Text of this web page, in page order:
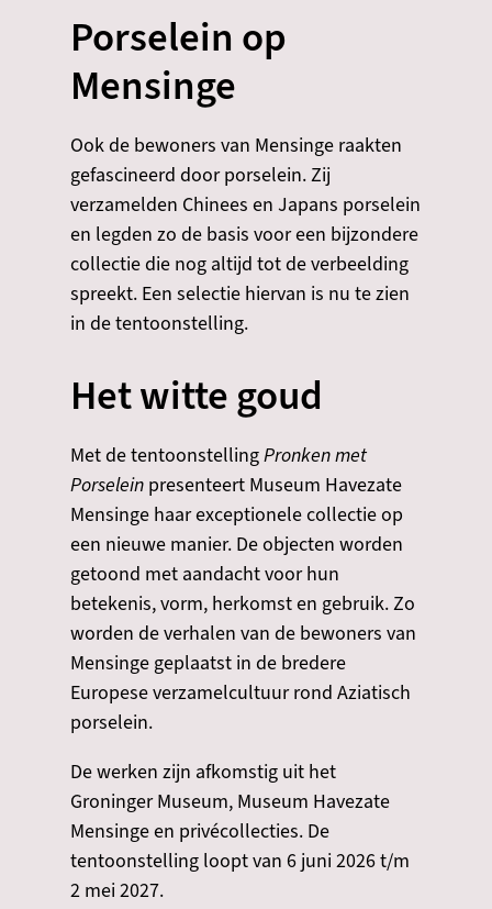
Porselein op
Mensinge
Ook de bewoners van Mensinge raakten
gefascineerd door porselein. Zij
verzamelden Chinees en Japans porselein
en legden zo de basis voor een bijzondere
collectie die nog altijd tot de verbeelding
spreekt. Een selectie hiervan is nu te zien
in de tentoonstelling.
​​​Het witte goud
​Met de tentoonstellingPronken met
Porselein presenteert Museum Havezate
Mensinge haar exceptionele collectie op
een nieuwe manier. De objecten worden
getoond met aandacht voor hun
betekenis, vorm, herkomst en gebruik. Zo
worden de verhalen van de bewoners van
Mensinge geplaatst in de bredere
Europese verzamelcultuur rond Aziatisch
porselein.
De werken zijn afkomstig uit het
Groninger Museum, Museum Havezate
Mensinge en privécollecties. De
tentoonstelling loopt van 6 juni 2026 t/m
2 mei 2027.